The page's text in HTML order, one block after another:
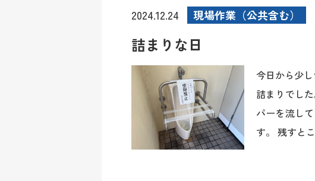
2024.12.24 現場作業（公共含む）
詰まりな日
今日から少
詰まりでし
パーを流し
す。 残すと